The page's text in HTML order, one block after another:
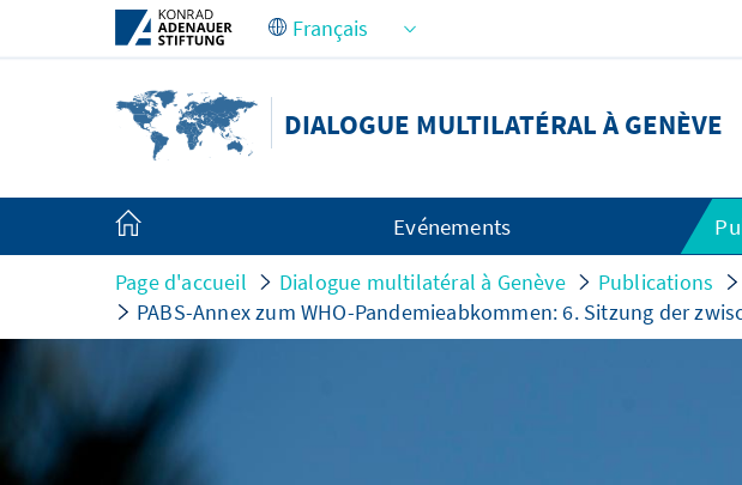
Saut au contenu principal
DIALOGUE MULTILATÉRAL À GENÈVE
Evénements
Page d'accueil Dialogue multilatéral à Genève Publications
PABS-Annex zum WHO-Pandemieabkommen: 6. Sitzung der